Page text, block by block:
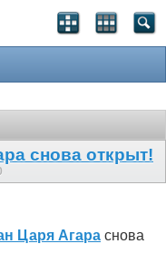
снова открыт!
Царя Агара снова